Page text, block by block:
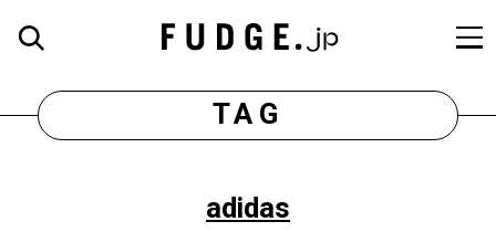
TAG
adidas